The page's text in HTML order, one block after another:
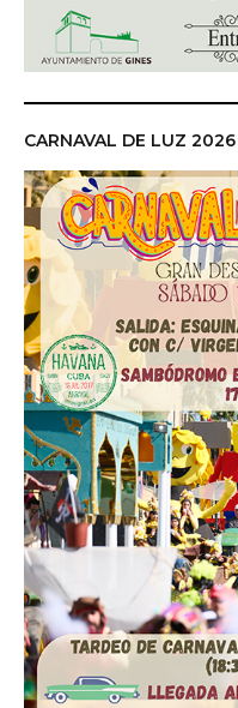
CARNAVAL DE LUZ 2026